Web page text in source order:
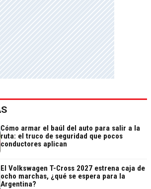
Cómo armar el baúl del auto para salir a la
ruta: el truco de seguridad que pocos
conductores aplican
El Volkswagen T-Cross 2027 estrena caja de
ocho marchas, ¿qué se espera para la
Argentina?